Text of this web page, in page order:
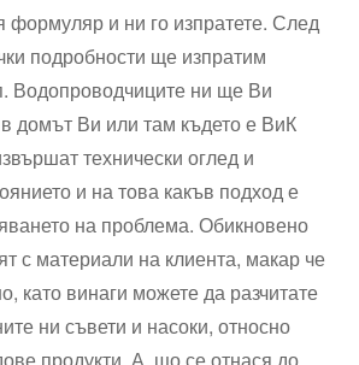
и ни го изпратете. След
подробности ще изпратим
Водопроводчиците ни ще Ви
домът Ви или там където е ВиК
технически оглед и
и на това какъв подход е
на проблема. Обикновено
с материали на клиента, макар че
като винаги можете да разчитате
ни съвети и насоки, относно